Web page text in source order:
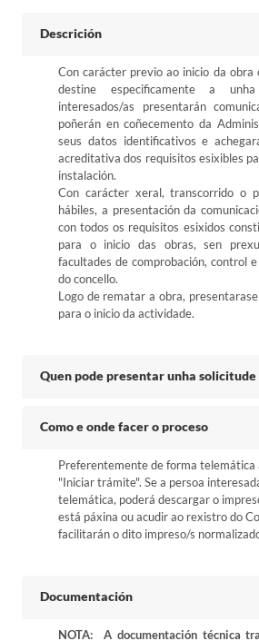
Descrición
Con carácter previo ao inicio da obra
destine especificamente a
interesados/as presentarán
poñerán en coñecemento da
seus datos identificativos e
acreditativa dos requisitos esixibles
instalación.
Con carácter xeral, transcorrido o
hábiles, a presentación da
con todos os requisitos esixidos
para o inicio das obras, sen
facultades de comprobación, control
do concello.
Logo de rematar a obra,
para o inicio da actividade.
Quen pode presentar unha solicitude
Como e onde facer o proceso
Preferentemente de forma telemática
"Iniciar trámite". Se a persoa
telemática, poderá descargar o
está páxina ou acudir ao rexistro do
facilitarán o dito impreso/s
Documentación
NOTA: A documentación técnica